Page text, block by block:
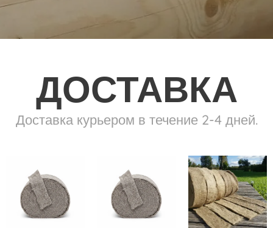
ДОСТАВКА
Доставка курьером в течение 2-4 дней.